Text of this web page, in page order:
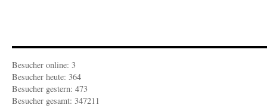
Besucher online: 3
Besucher heute: 364
Besucher gestern: 473
Besucher gesamt: 347211